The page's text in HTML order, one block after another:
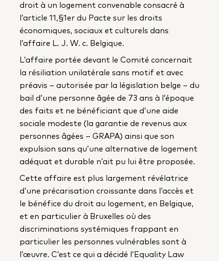
droit à un logement convenable consacré à
l’article 11,§1er du Pacte sur les droits
économiques, sociaux et culturels dans
l’affaire L. J. W. c. Belgique.
L’affaire portée devant le Comité concernait
la résiliation unilatérale sans motif et avec
préavis – autorisée par la législation belge – du
bail d’une personne âgée de 73 ans à l’époque
des faits et ne bénéficiant que d’une aide
sociale modeste (la garantie de revenus aux
personnes âgées – GRAPA) ainsi que son
expulsion sans qu’une alternative de logement
adéquat et durable n’ait pu lui être proposée.
Cette affaire est plus largement révélatrice
d’une précarisation croissante dans l’accès et
le bénéfice du droit au logement, en Belgique,
et en particulier à Bruxelles où des
discriminations systémiques frappant en
particulier les personnes vulnérables sont à
l’œuvre. C’est ce qui a décidé l’Equality Law